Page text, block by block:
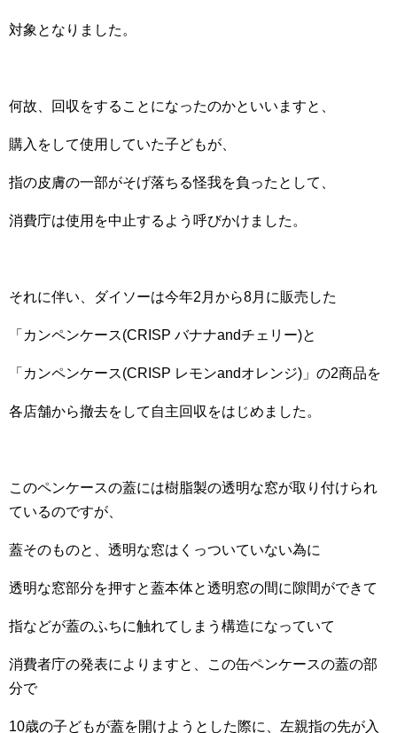
対象となりました。
何故、回収をすることになったのかといいますと、
購入をして使用していた子どもが、
指の皮膚の一部がそげ落ちる怪我を負ったとして、
消費庁は使用を中止するよう呼びかけました。
それに伴い、ダイソーは今年2月から8月に販売した
「カンペンケース(CRISP バナナandチェリー)と
「カンペンケース(CRISP レモンandオレンジ)」の2商品を
各店舗から撤去をして自主回収をはじめました。
このペンケースの蓋には樹脂製の透明な窓が取り付けられ
ているのですが、
蓋そのものと、透明な窓はくっついていない為に
透明な窓部分を押すと蓋本体と透明窓の間に隙間ができて
指などが蓋のふちに触れてしまう構造になっていて
消費者庁の発表によりますと、この缶ペンケースの蓋の部
分で
10歳の子どもが蓋を開けようとした際に、左親指の先が入